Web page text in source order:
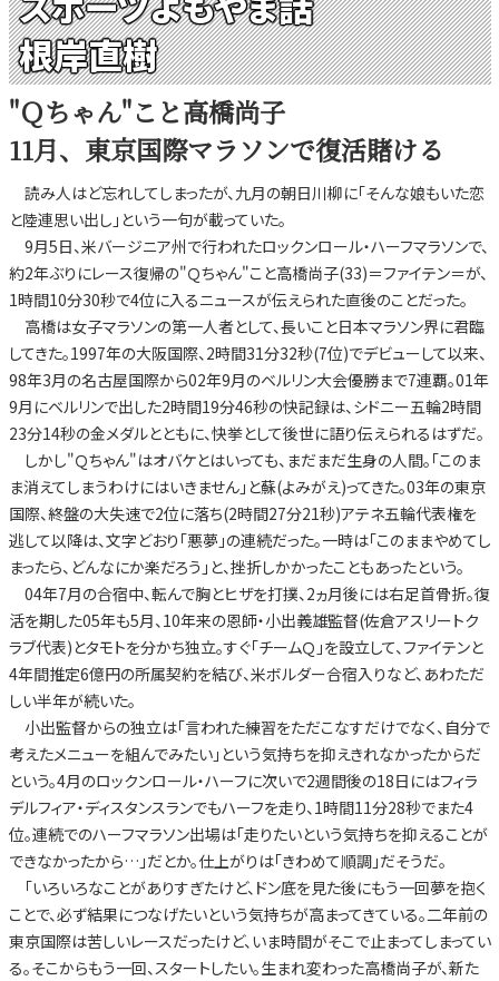
根岸直樹
"Ｑちゃん"こと高橋尚子
11月、東京国際マラソンで復活賭ける
読み人はど忘れしてしまったが、九月の朝日川柳に「そんな娘もいた恋
と陸連思い出し」という一句が載っていた。
9月5日、米バージニア州で行われたロックンロール・ハーフマラソンで、
約2年ぶりにレース復帰の"Ｑちゃん"こと高橋尚子(33)＝ファイテン＝が、
1時間10分30秒で4位に入るニュースが伝えられた直後のことだった。
高橋は女子マラソンの第一人者として、長いこと日本マラソン界に君臨
してきた。1997年の大阪国際、2時間31分32秒(7位)でデビューして以来、
98年3月の名古屋国際から02年9月のベルリン大会優勝まで7連覇。01年
9月にベルリンで出した2時間19分46秒の快記録は、シドニー五輪2時間
23分14秒の金メダルとともに、快挙として後世に語り伝えられるはずだ。
しかし"Ｑちゃん"はオバケとはいっても、まだまだ生身の人間。「このま
ま消えてしまうわけにはいきません」と蘇(よみがえ)ってきた。03年の東京
国際、終盤の大失速で2位に落ち(2時間27分21秒)アテネ五輪代表権を
逃して以降は、文字どおり「悪夢」の連続だった。一時は「このままやめてし
まったら、どんなにか楽だろう」と、挫折しかかったこともあったという。
04年7月の合宿中、転んで胸とヒザを打撲、2ヵ月後には右足首骨折。復
活を期した05年も5月、10年来の恩師・小出義雄監督(佐倉アスリートク
ラブ代表)とタモトを分かち独立。すぐ「チームＱ」を設立して、ファイテンと
4年間推定6億円の所属契約を結び、米ボルダー合宿入りなど、あわただ
しい半年が続いた。
小出監督からの独立は「言われた練習をただこなすだけでなく、自分で
考えたメニューを組んでみたい」という気持ちを抑えきれなかったからだ
という。4月のロックンロール・ハーフに次いで2週間後の18日にはフィラ
デルフィア・ディスタンスランでもハーフを走り、1時間11分28秒でまた4
位。連続でのハーフマラソン出場は「走りたいという気持ちを抑えることが
できなかったから…」だとか。仕上がりは「きわめて順調」だそうだ。
「いろいろなことがありすぎたけど、ドン底を見た後にもう一回夢を抱く
ことで、必ず結果につなげたいという気持ちが高まってきている。二年前の
東京国際は苦しいレースだったけど、いま時間がそこで止まってしまってい
る。そこからもう一回、スタートしたい。生まれ変わった高橋尚子が、新た